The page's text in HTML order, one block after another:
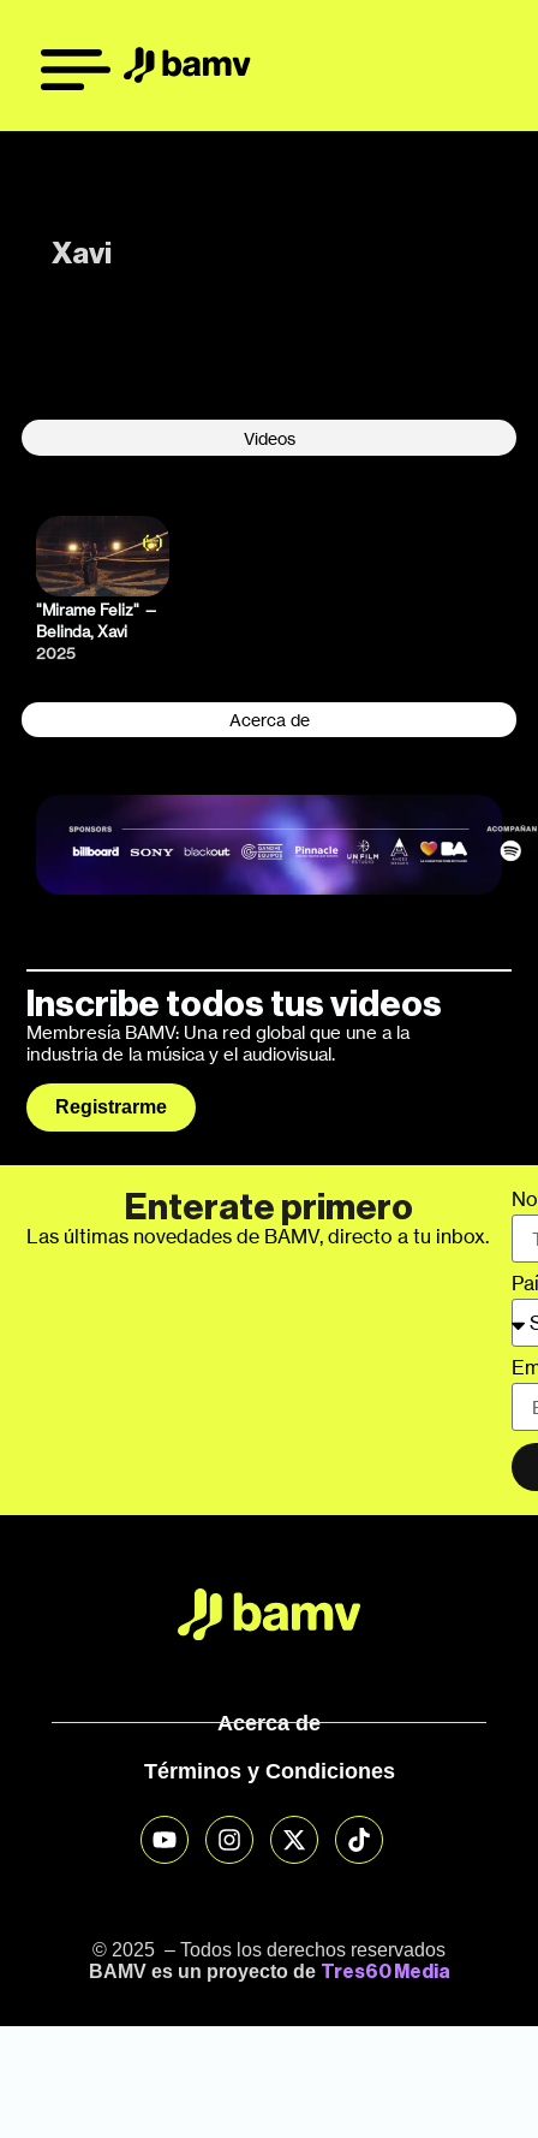
Xavi
Videos
Acerca de
"Mirame Feliz" —
Belinda, Xavi
2025
Inscribe todos tus videos
Membresía BAMV: Una red global que une a la
industria de la música y el audiovisual.
Registrarme
Enterate primero
Las últimas novedades de BAMV, directo a tu inbox.
Acerca de
Términos y Condiciones
© 2025 – Todos los derechos reservados
BAMV es un proyecto de Tres60 Media